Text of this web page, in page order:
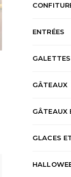
ENTRÉES
GÂTEAUX
GÂTEAUX
GLACES